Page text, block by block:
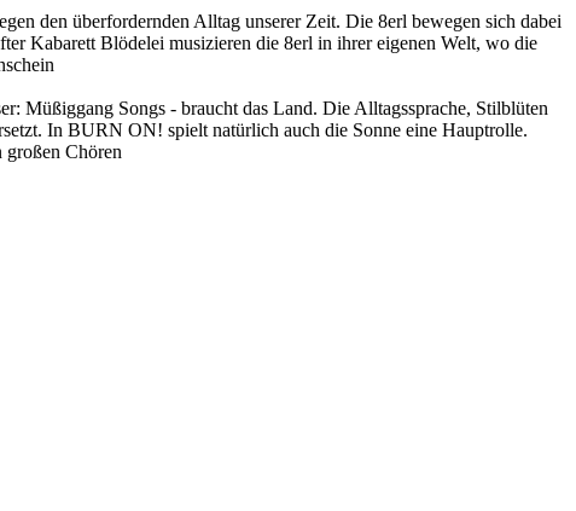
den überfordernden Alltag unserer Zeit. Die 8erl bewegen sich dabei
Kabarett Blödelei musizieren die 8erl in ihrer eigenen Welt, wo die
Müßiggang Songs - braucht das Land. Die Alltagssprache, Stilblüten
In BURN ON! spielt natürlich auch die Sonne eine Hauptrolle.
großen Chören